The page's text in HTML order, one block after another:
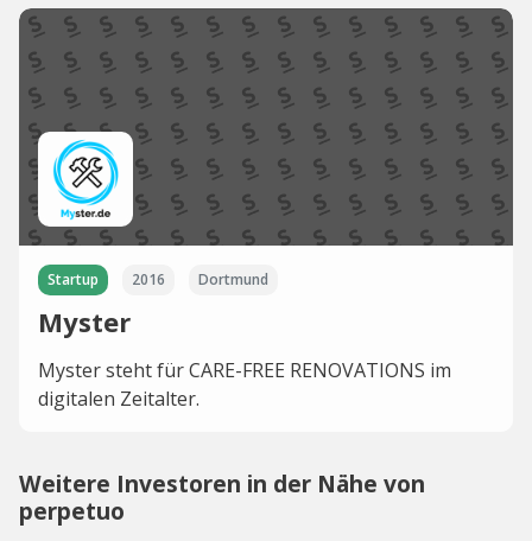
Startup 2016 Dortmund
Myster
Myster steht für CARE-FREE RENOVATIONS im
digitalen Zeitalter.
Weitere Investoren in der Nähe von
perpetuo